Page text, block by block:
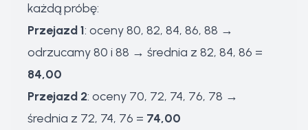
każdą próbę:
Przejazd 1: oceny 80, 82, 84, 86, 88 →
odrzucamy 80 i 88 → średnia z 82, 84, 86 =
84,00
Przejazd 2: oceny 70, 72, 74, 76, 78 →
średnia z 72, 74, 76 = 74,00